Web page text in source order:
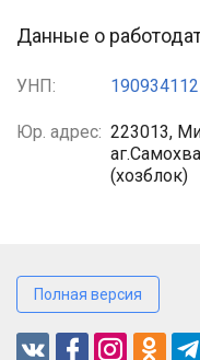
Данные о
УНП: 190934112
Юр. адрес: 223013,
(хозблок)
Полная версия